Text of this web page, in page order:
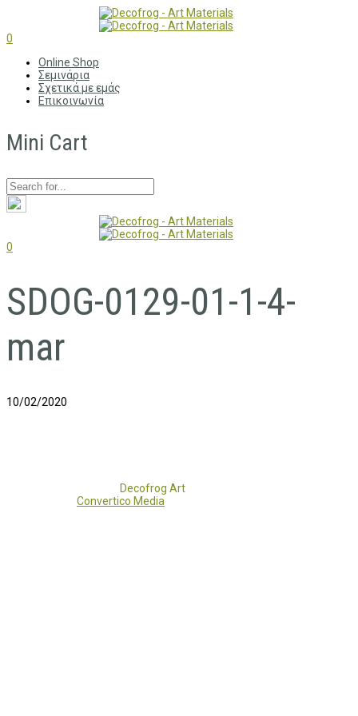
0
Online Shop
Σεμινάρια
Σχετικά με εμάς
Επικοινωνία
Mini Cart
0
SDOG-0129-01-1-4-
mar
10/02/2020
Decofrog Art
Convertico Media